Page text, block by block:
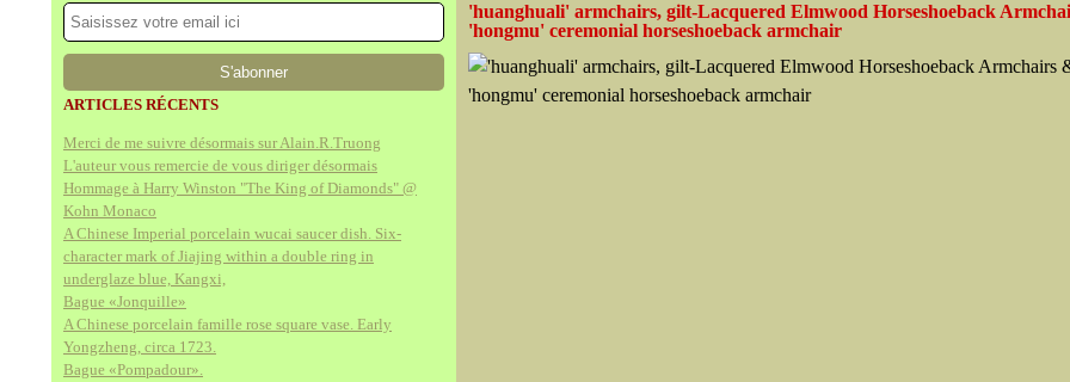
ARTICLES RÉCENTS
Merci de me suivre désormais sur Alain.R.Truong
L'auteur vous remercie de vous diriger désormais
Hommage à Harry Winston "The King of Diamonds" @
Kohn Monaco
A Chinese Imperial porcelain wucai saucer dish. Six-
character mark of Jiajing within a double ring in
underglaze blue, Kangxi,
Bague «Jonquille»
A Chinese porcelain famille rose square vase. Early
Yongzheng, circa 1723.
Bague «Pompadour».
'huanghuali' armchairs, gilt-Lacquered Elmwood Horseshoeback
'hongmu' ceremonial horseshoeback armchair